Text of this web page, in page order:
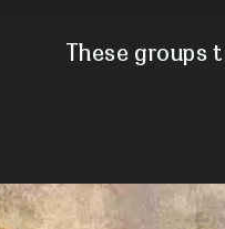
These groups